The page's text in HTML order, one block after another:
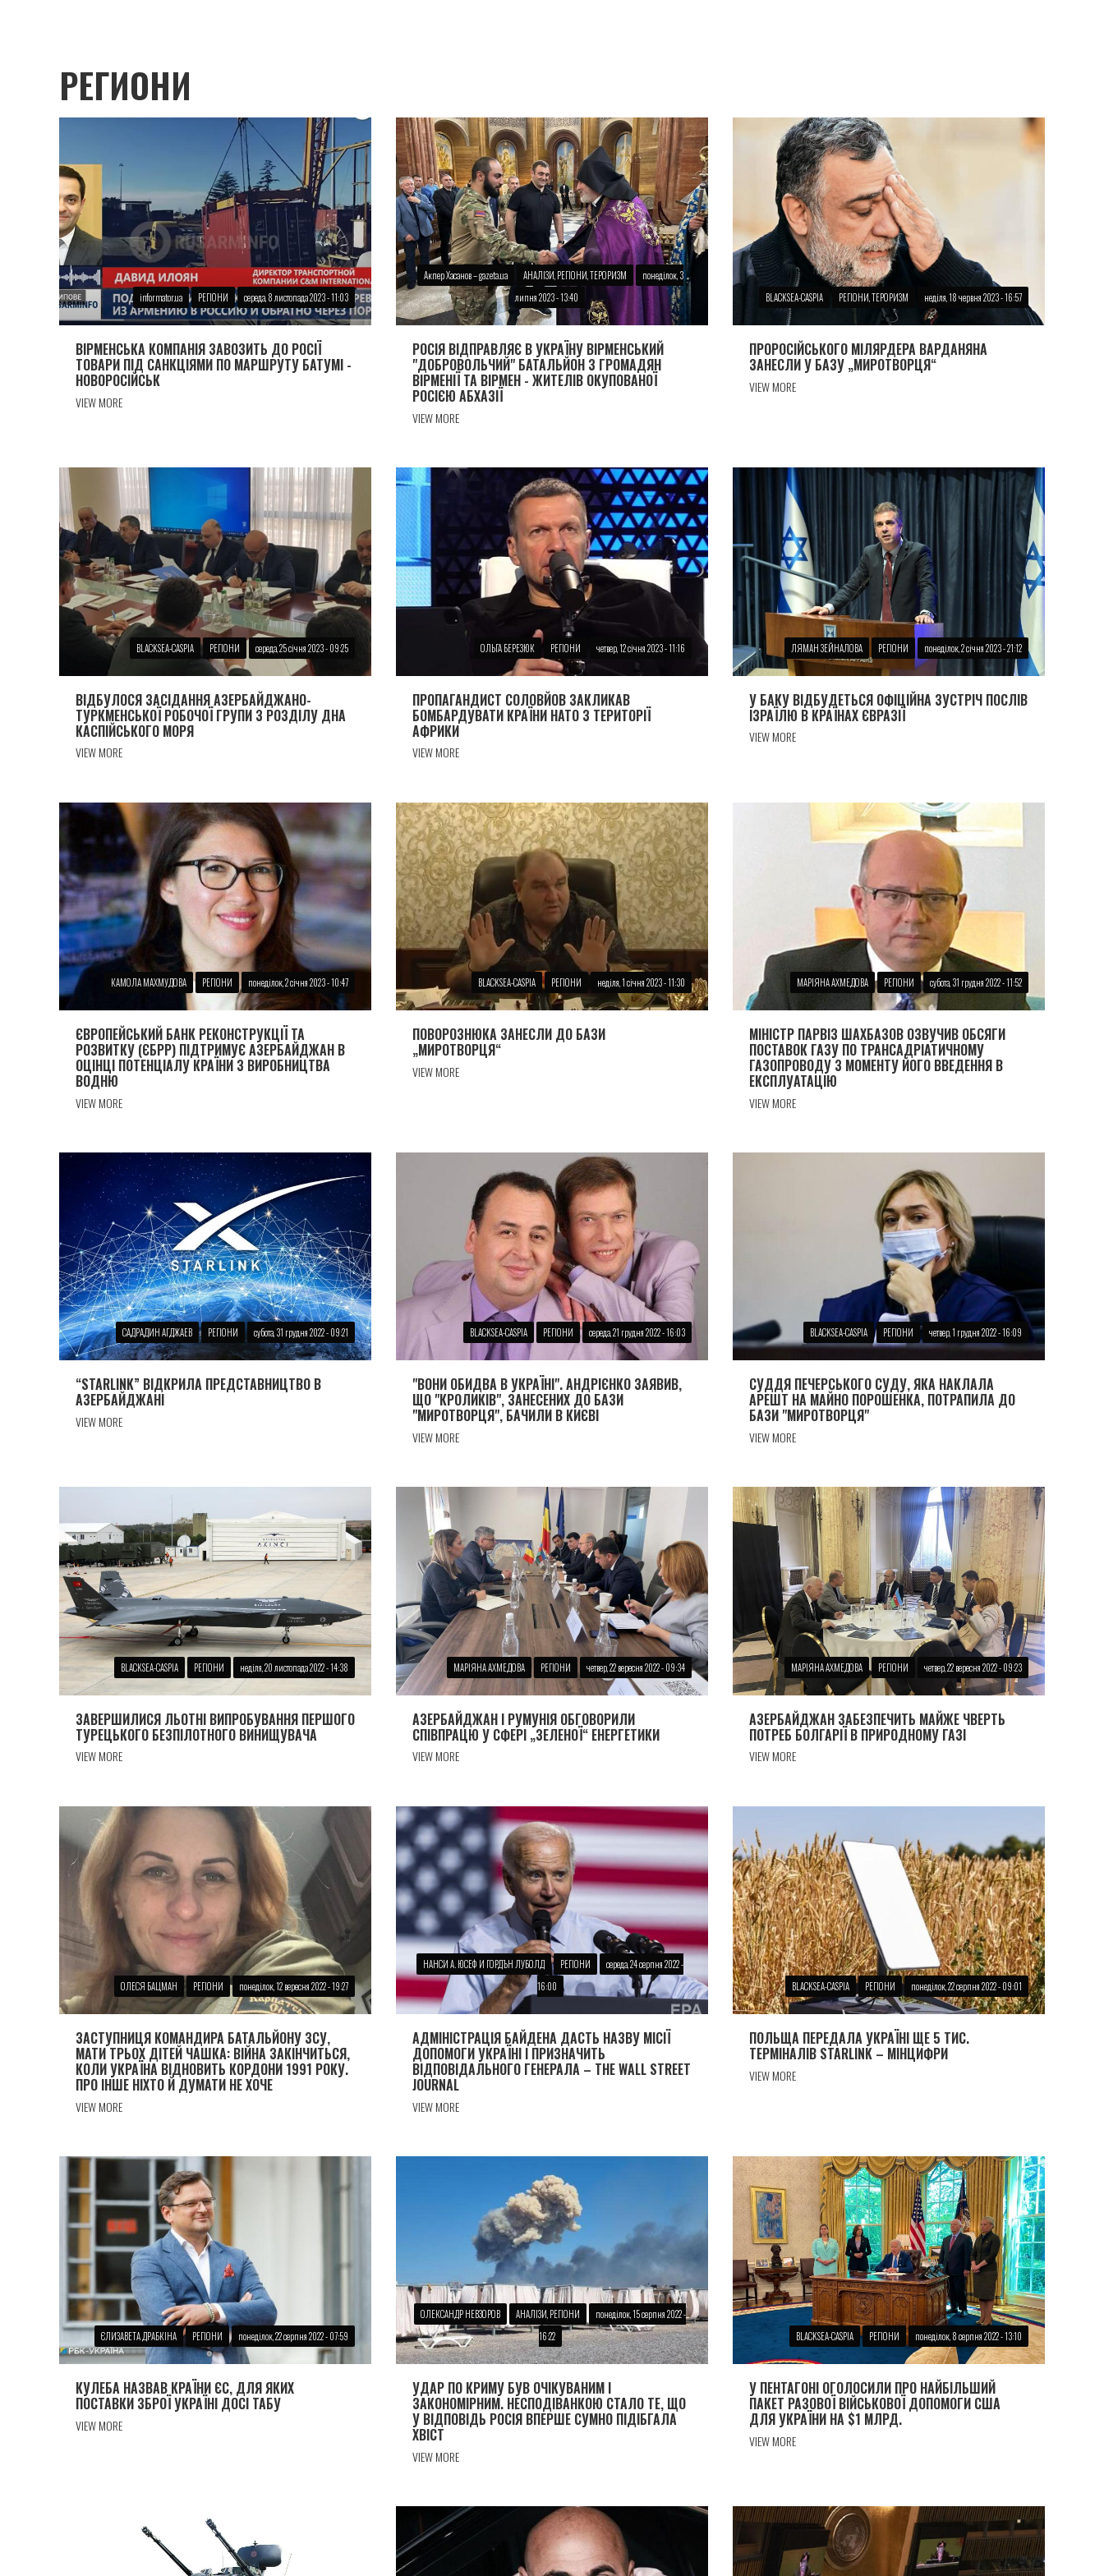
РЕГИОНИ
informator.ua РЕГІОНИ середа, 8 листопада 2023 - 11:03
ВIРМЕНСЬКА КОМПАНIЯ ЗАВОЗИТЬ ДО РОСІЇ
ТОВАРИ ПIД САНКЦIЯМИ ПО МАРШРУТУ БАТУМI -
НОВОРОСIЙСЬК
VIEW MORE
Акпер Хасанов – gazeta.ua АНАЛІЗИ, РЕГІОНИ, ТЕРОРИЗМ
понеділок, 3
липня 2023 - 13:40
РОСІЯ ВІДПРАВЛЯЄ В УКРАЇНУ ВІРМЕНСЬКИЙ
"ДОБРОВОЛЬЧИЙ" БАТАЛЬЙОН З ГРОМАДЯН
ВІРМЕНІЇ ТА ВІРМЕН - ЖИТЕЛІВ ОКУПОВАНОЇ
РОСІЄЮ АБХАЗІЇ
VIEW MORE
BLACKSEA-CASPIA РЕГІОНИ, ТЕРОРИЗМ неділя, 18 червня 2023 - 16:57
ПРОРОСIЙСЬКОГО МIЛЯРДЕРА ВАРДАНЯНА
ЗАНЕСЛИ У БАЗУ „МИРОТВОРЦЯ“
VIEW MORE
BLACKSEA-CASPIA РЕГІОНИ середа, 25 січня 2023 - 09:25
ВІДБУЛОСЯ ЗАСІДАННЯ АЗЕРБАЙДЖАНО-
ТУРКМЕНСЬКОЇ РОБОЧОЇ ГРУПИ З РОЗДІЛУ ДНА
КАСПІЙСЬКОГО МОРЯ
VIEW MORE
ОЛЬГА БЕРЕЗЮК РЕГІОНИ четвер, 12 січня 2023 - 11:16
ПРОПАГАНДИСТ СОЛОВЙОВ ЗАКЛИКАВ
БОМБАРДУВАТИ КРАЇНИ НАТО З ТЕРИТОРІЇ
АФРИКИ
VIEW MORE
ЛЯМАН ЗЕЙНАЛОВА РЕГІОНИ понеділок, 2 січня 2023 - 21:12
У БАКУ ВІДБУДЕТЬСЯ ОФІЦІЙНА ЗУСТРІЧ ПОСЛІВ
ІЗРАЇЛЮ В КРАЇНАХ ЄВРАЗІЇ
VIEW MORE
КАМОЛА МАХМУДОВА РЕГІОНИ понеділок, 2 січня 2023 - 10:47
ЄВРОПЕЙСЬКИЙ БАНК РЕКОНСТРУКЦІЇ ТА
РОЗВИТКУ (ЄБРР) ПІДТРИМУЄ АЗЕРБАЙДЖАН В
ОЦІНЦІ ПОТЕНЦІАЛУ КРАЇНИ З ВИРОБНИЦТВА
ВОДНЮ
VIEW MORE
BLACKSEA-CASPIA РЕГІОНИ неділя, 1 січня 2023 - 11:30
ПОВОРОЗНЮКА ЗАНЕСЛИ ДО БАЗИ
„МИРОТВОРЦЯ“
VIEW MORE
МАРІЯНА АХМЕДОВА РЕГІОНИ субота, 31 грудня 2022 - 11:52
МІНІСТР ПАРВІЗ ШАХБАЗОВ ОЗВУЧИВ ОБСЯГИ
ПОСТАВОК ГАЗУ ПО ТРАНСАДРІАТИЧНОМУ
ГАЗОПРОВОДУ З МОМЕНТУ ЙОГО ВВЕДЕННЯ В
ЕКСПЛУАТАЦІЮ
VIEW MORE
САДРАДИН АГДЖАЕВ РЕГІОНИ субота, 31 грудня 2022 - 09:21
“STARLINK” ВІДКРИЛА ПРЕДСТАВНИЦТВО В
АЗЕРБАЙДЖАНІ
VIEW MORE
BLACKSEA-CASPIA РЕГІОНИ середа, 21 грудня 2022 - 16:03
"ВОНИ ОБИДВА В УКРАЇНІ". АНДРІЄНКО ЗАЯВИВ,
ЩО "КРОЛИКІВ", ЗАНЕСЕНИХ ДО БАЗИ
"МИРОТВОРЦЯ", БАЧИЛИ В КИЄВІ
VIEW MORE
BLACKSEA-CASPIA РЕГІОНИ четвер, 1 грудня 2022 - 16:09
СУДДЯ ПЕЧЕРСЬКОГО СУДУ, ЯКА НАКЛАЛА
АРЕШТ НА МАЙНО ПОРОШЕНКА, ПОТРАПИЛА ДО
БАЗИ "МИРОТВОРЦЯ"
VIEW MORE
BLACKSEA-CASPIA РЕГІОНИ неділя, 20 листопада 2022 - 14:38
ЗАВЕРШИЛИСЯ ЛЬОТНІ ВИПРОБУВАННЯ ПЕРШОГО
ТУРЕЦЬКОГО БЕЗПІЛОТНОГО ВИНИЩУВАЧА
VIEW MORE
МАРІЯНА АХМЕДОВА РЕГІОНИ четвер, 22 вересня 2022 - 09:34
АЗЕРБАЙДЖАН І РУМУНІЯ ОБГОВОРИЛИ
СПІВПРАЦЮ У СФЕРІ „ЗЕЛЕНОЇ“ ЕНЕРГЕТИКИ
VIEW MORE
МАРІЯНА АХМЕДОВА РЕГІОНИ четвер, 22 вересня 2022 - 09:23
АЗЕРБАЙДЖАН ЗАБЕЗПЕЧИТЬ МАЙЖЕ ЧВЕРТЬ
ПОТРЕБ БОЛГАРІЇ В ПРИРОДНОМУ ГАЗІ
VIEW MORE
ОЛЕСЯ БАЦМАН РЕГІОНИ понеділок, 12 вересня 2022 - 19:27
ЗАСТУПНИЦЯ КОМАНДИРА БАТАЛЬЙОНУ ЗСУ,
МАТИ ТРЬОХ ДІТЕЙ ЧАШКА: ВІЙНА ЗАКІНЧИТЬСЯ,
КОЛИ УКРАЇНА ВІДНОВИТЬ КОРДОНИ 1991 РОКУ.
ПРО ІНШЕ НІХТО Й ДУМАТИ НЕ ХОЧЕ
VIEW MORE
НАНСИ А. ЮСЕФ И ГОРДЪН ЛУБОЛД РЕГІОНИ
середа, 24 серпня 2022 -
16:00
АДМІНІСТРАЦІЯ БАЙДЕНА ДАСТЬ НАЗВУ МІСІЇ
ДОПОМОГИ УКРАЇНІ І ПРИЗНАЧИТЬ
ВІДПОВІДАЛЬНОГО ГЕНЕРАЛА – THE WALL STREET
JOURNAL
VIEW MORE
BLACKSEA-CASPIA РЕГІОНИ понеділок, 22 серпня 2022 - 09:01
ПОЛЬЩА ПЕРЕДАЛА УКРАЇНІ ЩЕ 5 ТИС.
ТЕРМІНАЛІВ STARLINK – МІНЦИФРИ
VIEW MORE
ЄЛИЗАВЕТА ДРАБКIНА РЕГІОНИ понеділок, 22 серпня 2022 - 07:59
КУЛЕБА НАЗВАВ КРАЇНИ ЄС, ДЛЯ ЯКИХ
ПОСТАВКИ ЗБРОЇ УКРАЇНI ДОСI ТАБУ
VIEW MORE
ОЛЕКСАНДР НЕВЗОРОВ АНАЛІЗИ, РЕГІОНИ
понеділок, 15 серпня 2022 -
16:22
УДАР ПО КРИМУ БУВ ОЧІКУВАНИМ І
ЗАКОНОМІРНИМ. НЕСПОДІВАНКОЮ СТАЛО ТЕ, ЩО
У ВІДПОВІДЬ РОСІЯ ВПЕРШЕ СУМНО ПІДІБГАЛА
ХВІСТ
VIEW MORE
BLACKSEA-CASPIA РЕГІОНИ понеділок, 8 серпня 2022 - 13:10
У ПЕНТАГОНІ ОГОЛОСИЛИ ПРО НАЙБІЛЬШИЙ
ПАКЕТ РАЗОВОЇ ВІЙСЬКОВОЇ ДОПОМОГИ США
ДЛЯ УКРАЇНИ НА $1 МЛРД.
VIEW MORE